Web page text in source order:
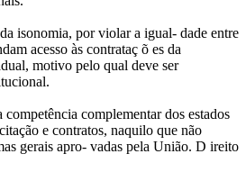
isonomia, por violar a igual- dade entre
acesso às contrataç õ es da
motivo pelo qual deve ser
competência complementar dos estados
e contratos, naquilo que não
gerais apro- vadas pela União. D ireito